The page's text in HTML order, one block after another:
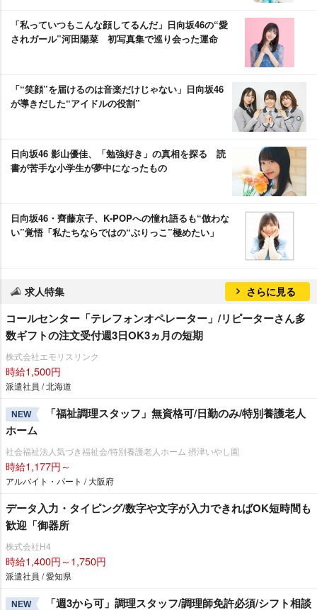
「私っていつもこんな顔してるんだ」日向坂46の“愛
されガール”河田陽菜 初写真集で巡り会った運命
「“笑顔”を届けるのは音楽だけじゃない」日向坂46
が導きだした“アイドルの役割”
日向坂46 影山優佳、「勉強好き」の真相を探る 読
書が苦手な小学生が夢中になったもの
日向坂46・齊藤京子、K‐POPへの憧れ語るも“倣わな
い”覚悟「私たちならではの“ぶりっこ”極めたい」
求人特集 さらに見る
コールセンター「テレフォンオペレーター」/リピーターさん多
数ギフトの注文受付週3日OK3ヵ月の短期
株式会社エモリスリンク
時給1,500円
派遣社員 / 北海道
NEW
「福祉調理スタッフ」無資格可/日勤のみ/特別養護老人
ホーム
社会福祉法人気づき福祉会/特別養護老人ホーム 摂津いやし園
時給1,177円～
アルバイト・パート / 大阪府
データ入力・タイピング/数字や文字が入力できればOK短時間も
歓迎「御器所
株式会社H4
時給1,400円～1,750円
派遣社員 / 愛知県
NEW 「週3から可」調理スタッフ/調理師免許必須/シフト相談